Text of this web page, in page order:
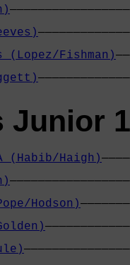
(Lopez/Fishman)
Junior
(Habib/Haigh)
Hodson)